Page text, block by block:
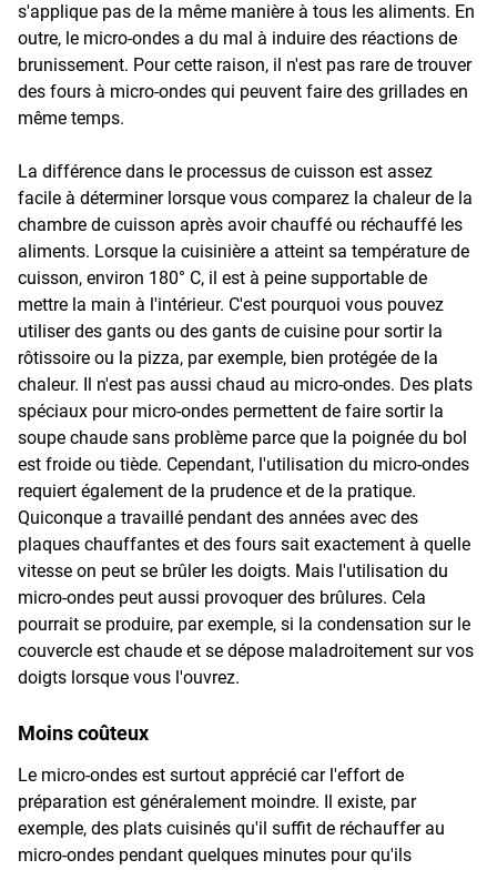
s'applique pas de la même manière à tous les aliments. En
outre, le micro-ondes a du mal à induire des réactions de
brunissement. Pour cette raison, il n'est pas rare de trouver
des fours à micro-ondes qui peuvent faire des grillades en
même temps.
La différence dans le processus de cuisson est assez
facile à déterminer lorsque vous comparez la chaleur de la
chambre de cuisson après avoir chauffé ou réchauffé les
aliments. Lorsque la cuisinière a atteint sa température de
cuisson, environ 180° C, il est à peine supportable de
mettre la main à l'intérieur. C'est pourquoi vous pouvez
utiliser des gants ou des gants de cuisine pour sortir la
rôtissoire ou la pizza, par exemple, bien protégée de la
chaleur. Il n'est pas aussi chaud au micro-ondes. Des plats
spéciaux pour micro-ondes permettent de faire sortir la
soupe chaude sans problème parce que la poignée du bol
est froide ou tiède. Cependant, l'utilisation du micro-ondes
requiert également de la prudence et de la pratique.
Quiconque a travaillé pendant des années avec des
plaques chauffantes et des fours sait exactement à quelle
vitesse on peut se brûler les doigts. Mais l'utilisation du
micro-ondes peut aussi provoquer des brûlures. Cela
pourrait se produire, par exemple, si la condensation sur le
couvercle est chaude et se dépose maladroitement sur vos
doigts lorsque vous l'ouvrez.
Moins coûteux
Le micro-ondes est surtout apprécié car l'effort de
préparation est généralement moindre. Il existe, par
exemple, des plats cuisinés qu'il suffit de réchauffer au
micro-ondes pendant quelques minutes pour qu'ils